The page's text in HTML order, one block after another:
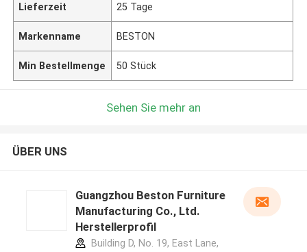
Lieferzeit 25 Tage
Markenname BESTON
Min Bestellmenge 50 Stück
Sehen Sie mehr an
ÜBER UNS
Guangzhou Beston Furniture
Manufacturing Co., Ltd.
Herstellerprofil
Building D, No. 19, East Lane,